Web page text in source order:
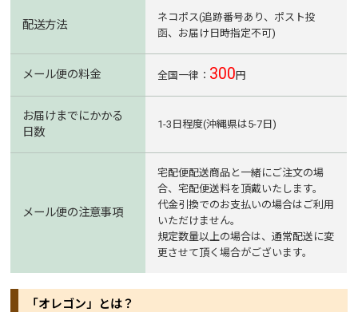
配送方法
ネコポス(追跡番号あり、ポスト投
函、お届け日時指定不可)
メール便の料金 全国一律： 300円
お届けまでにかかる
日数
1-3日程度(沖縄県は5-7日)
メール便の注意事項
宅配便配送商品と一緒にご注文の場
合、宅配便送料を頂戴いたします。
代金引換でのお支払いの場合はご利用
いただけません。
規定数量以上の場合は、通常配送に変
更させて頂く場合がございます。
「オレゴン」とは？